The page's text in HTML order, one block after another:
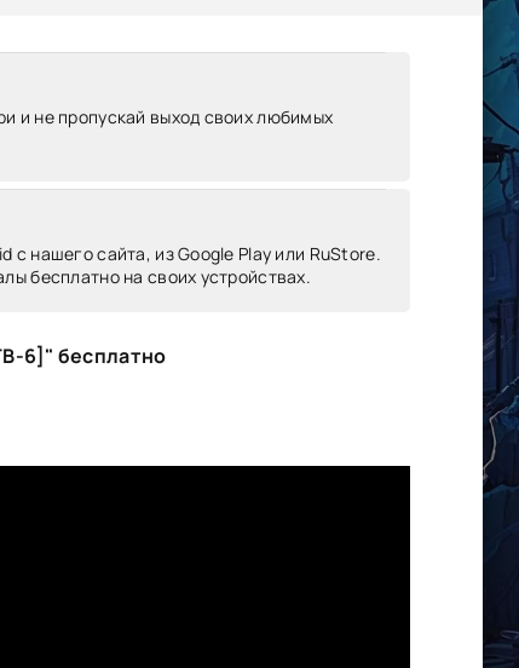
и не пропускай выход своих любимых
c нашего сайта, из Google Play или RuStore.
бесплатно на своих устройствах.
6]" бесплатно